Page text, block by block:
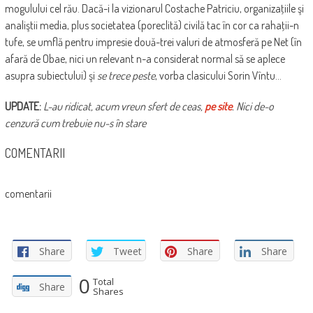
mogulului cel rău. Dacă-i la vizionarul Costache Patriciu, organizaţiile şi
analiştii media, plus societatea (poreclită) civilă tac în cor ca rahaţii-n
tufe, se umflă pentru impresie două-trei valuri de atmosferă pe Net (în
afară de Obae, nici un relevant n-a considerat normal să se aplece
asupra subiectului) şi se trece peste, vorba clasicului Sorin Vîntu…
UPDATE: L-au ridicat, acum vreun sfert de ceas, pe site. Nici de-o
cenzură cum trebuie nu-s în stare
COMENTARII
comentarii
Share Tweet Share Share
Share 0 Total
Shares